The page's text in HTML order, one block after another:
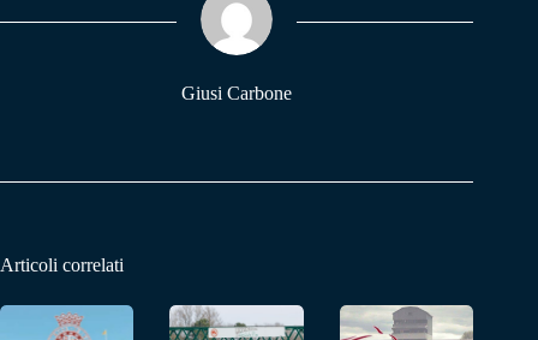
pp m
Giusi Carbone
Articoli correlati